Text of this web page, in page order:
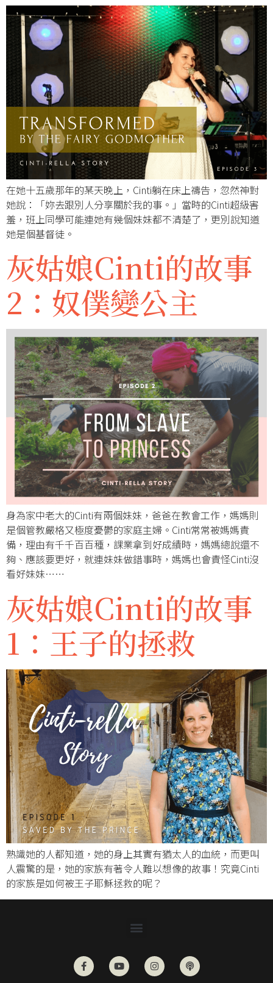
在她十五歲那年的某天晚上，Cinti躺在床上禱告，忽然神對
她說：「妳去跟別人分享關於我的事。」當時的Cinti超級害
羞，班上同學可能連她有幾個妹妹都不清楚了，更別說知道
她是個基督徒。
灰姑娘Cinti的故事
2：奴僕變公主
身為家中老大的Cinti有兩個妹妹，爸爸在教會工作，媽媽則
是個管教嚴格又極度憂鬱的家庭主婦。Cinti常常被媽媽責
備，理由有千千百百種，課業拿到好成績時，媽媽總說還不
夠、應該要更好，就連妹妹做錯事時，媽媽也會責怪Cinti沒
看好妹妹……
灰姑娘Cinti的故事
1：王子的拯救
熟識她的人都知道，她的身上其實有猶太人的血統，而更叫
人震驚的是，她的家族有著令人難以想像的故事！究竟Cinti
的家族是如何被王子耶穌拯救的呢？